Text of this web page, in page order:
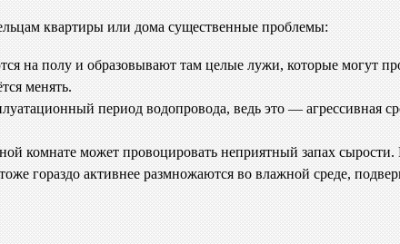
квартиры или дома существенные проблемы:
на полу и образовывают там целые лужи, которые могут
менять.
период водопровода, ведь это — агрессивная
комнате может провоцировать неприятный запах
гораздо активнее размножаются во влажной среде,